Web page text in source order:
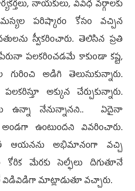
నాయకులు, వివిధ వర్గాలకు
పరిష్కారం కోసం వచ్చిన
స్వీకరించారు. తెలిసిన ప్రతి
పేరునా పలకరించడమే కాకుండా కష్ట,
గురించి అడిగి తెలుసుకున్నారు.
అక్కున చేర్చుకున్నారు.
ఉన్నా నేనున్నానని.. ఏదైనా
ఉంటుందని వివరించారు.
ఆయనను అభిమానంగా వచ్చి
కోరిక మేరకు సెల్ఫీలు దిగుతూనే
విడివిడిగా మాట్లాడుతూ వచ్చారు.